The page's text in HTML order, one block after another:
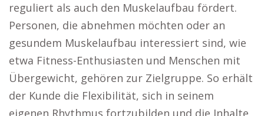
reguliert als auch den Muskelaufbau fördert.
Personen, die abnehmen möchten oder an
gesundem Muskelaufbau interessiert sind, wie
etwa Fitness-Enthusiasten und Menschen mit
Übergewicht, gehören zur Zielgruppe. So erhält
der Kunde die Flexibilität, sich in seinem
eigenen Rhythmus fortzubilden und die Inhalte